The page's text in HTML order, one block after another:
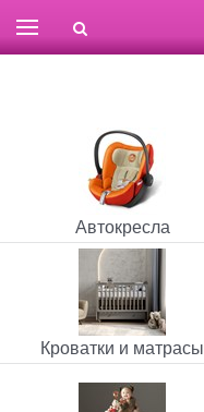
Автокресла
Кроватки и матрасы